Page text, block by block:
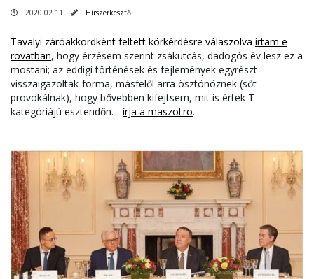
2020.02.11 Hírszerkesztő
Tavalyi záróakkordként feltett körkérdésre válaszolva írtam e
rovatban, hogy érzésem szerint zsákutcás, dadogós év lesz ez a
mostani; az eddigi történések és fejlemények egyrészt
visszaigazoltak-forma, másfelől arra ösztönöznek (sőt
provokálnak), hogy bővebben kifejtsem, mit is értek T
kategóriájú esztendőn. - írja a maszol.ro.